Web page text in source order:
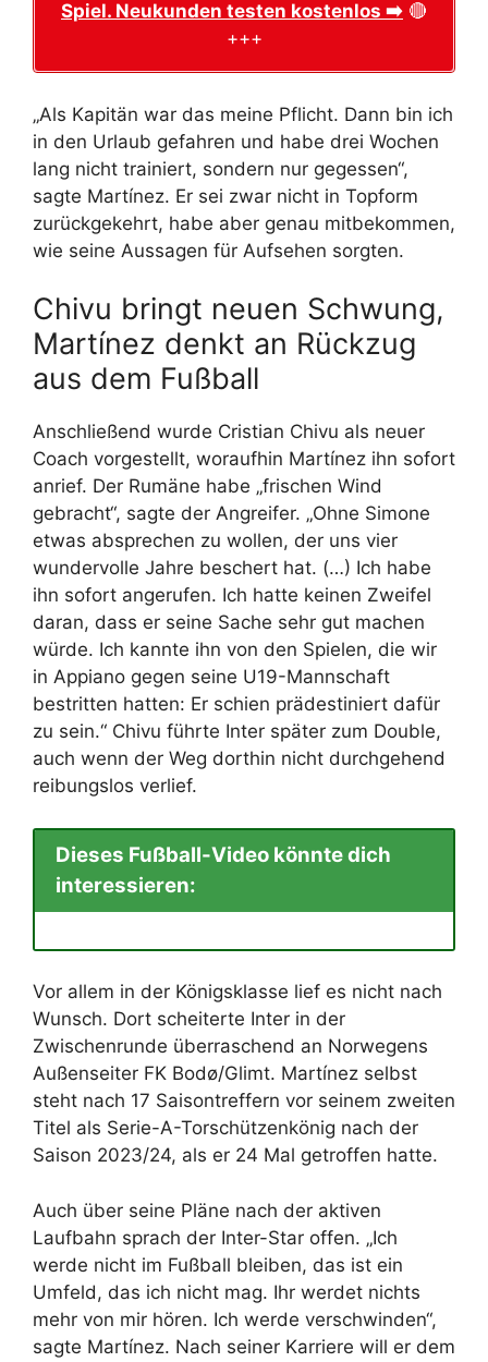
Spiel. Neukunden testen kostenlos ➡️ 🔴
+++
„Als Kapitän war das meine Pflicht. Dann bin ich
in den Urlaub gefahren und habe drei Wochen
lang nicht trainiert, sondern nur gegessen“,
sagte Martínez. Er sei zwar nicht in Topform
zurückgekehrt, habe aber genau mitbekommen,
wie seine Aussagen für Aufsehen sorgten.
Chivu bringt neuen Schwung,
Martínez denkt an Rückzug
aus dem Fußball
Anschließend wurde Cristian Chivu als neuer
Coach vorgestellt, woraufhin Martínez ihn sofort
anrief. Der Rumäne habe „frischen Wind
gebracht“, sagte der Angreifer. „Ohne Simone
etwas absprechen zu wollen, der uns vier
wundervolle Jahre beschert hat. (…) Ich habe
ihn sofort angerufen. Ich hatte keinen Zweifel
daran, dass er seine Sache sehr gut machen
würde. Ich kannte ihn von den Spielen, die wir
in Appiano gegen seine U19-Mannschaft
bestritten hatten: Er schien prädestiniert dafür
zu sein.“ Chivu führte Inter später zum Double,
auch wenn der Weg dorthin nicht durchgehend
reibungslos verlief.
Dieses Fußball-Video könnte dich
interessieren:
Vor allem in der Königsklasse lief es nicht nach
Wunsch. Dort scheiterte Inter in der
Zwischenrunde überraschend an Norwegens
Außenseiter FK Bodø/Glimt. Martínez selbst
steht nach 17 Saisontreffern vor seinem zweiten
Titel als Serie-A-Torschützenkönig nach der
Saison 2023/24, als er 24 Mal getroffen hatte.
Auch über seine Pläne nach der aktiven
Laufbahn sprach der Inter-Star offen. „Ich
werde nicht im Fußball bleiben, das ist ein
Umfeld, das ich nicht mag. Ihr werdet nichts
mehr von mir hören. Ich werde verschwinden“,
sagte Martínez. Nach seiner Karriere will er dem